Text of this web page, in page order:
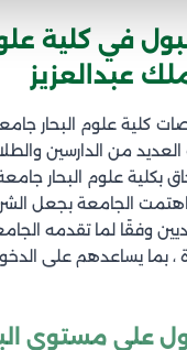
في كلية
عبدالعزيز
كلية علوم البحار
العديد من الدارسين
بكلية علوم البحار
اهتمت الجامعة بجعل
وفقًا لما تقدمه
، بما يساعدهم على
على مستوى